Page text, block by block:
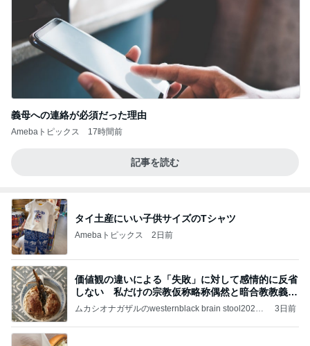
義母への連絡が必須だった理由
Amebaトピックス 17時間前
記事を読む
タイ土産にいい子供サイズのTシャツ
Amebaトピックス 2日前
価値観の違いによる「失敗」に対して感情的に反省
しない 私だけの宗教仮称略称偶然と暗合教教義候
補
ムカシオナガザルのwesternblack brain stool2024
ガザル
3日前